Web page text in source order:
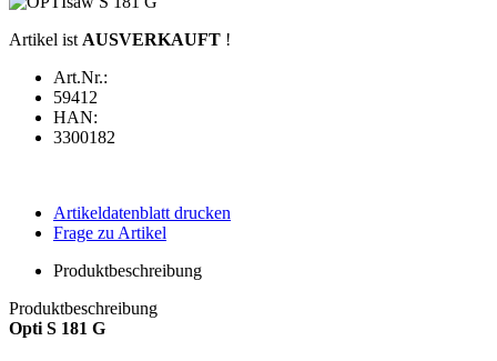
Artikel ist AUSVERKAUFT !
Art.Nr.:
59412
HAN:
3300182
Artikeldatenblatt drucken
Frage zu Artikel
Produktbeschreibung
Produktbeschreibung
Opti S 181 G